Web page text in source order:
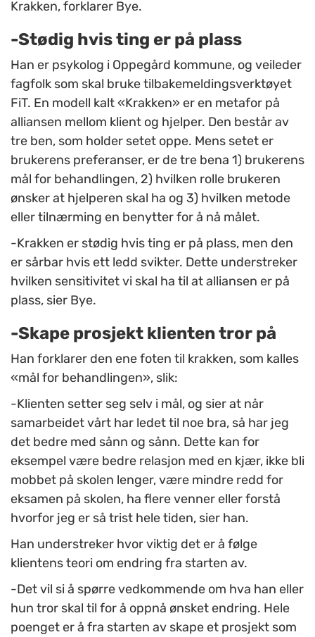
Krakken, forklarer Bye.
-Stødig hvis ting er på plass
Han er psykolog i Oppegård kommune, og veileder
fagfolk som skal bruke tilbakemeldingsverktøyet
FiT. En modell kalt «Krakken» er en metafor på
alliansen mellom klient og hjelper. Den består av
tre ben, som holder setet oppe. Mens setet er
brukerens preferanser, er de tre bena 1) brukerens
mål for behandlingen, 2) hvilken rolle brukeren
ønsker at hjelperen skal ha og 3) hvilken metode
eller tilnærming en benytter for å nå målet.
-Krakken er stødig hvis ting er på plass, men den
er sårbar hvis ett ledd svikter. Dette understreker
hvilken sensitivitet vi skal ha til at alliansen er på
plass, sier Bye.
-Skape prosjekt klienten tror på
Han forklarer den ene foten til krakken, som kalles
«mål for behandlingen», slik:
-Klienten setter seg selv i mål, og sier at når
samarbeidet vårt har ledet til noe bra, så har jeg
det bedre med sånn og sånn. Dette kan for
eksempel være bedre relasjon med en kjær, ikke bli
mobbet på skolen lenger, være mindre redd for
eksamen på skolen, ha flere venner eller forstå
hvorfor jeg er så trist hele tiden, sier han.
Han understreker hvor viktig det er å følge
klientens teori om endring fra starten av.
-Det vil si å spørre vedkommende om hva han eller
hun tror skal til for å oppnå ønsket endring. Hele
poenget er å fra starten av skape et prosjekt som